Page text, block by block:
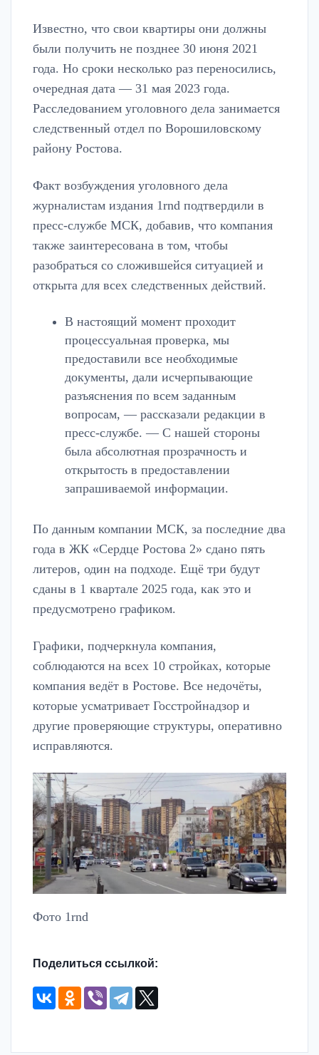
Известно, что свои квартиры они должны
были получить не позднее 30 июня 2021
года. Но сроки несколько раз переносились,
очередная дата — 31 мая 2023 года.
Расследованием уголовного дела занимается
следственный отдел по Ворошиловскому
району Ростова.
Факт возбуждения уголовного дела
журналистам издания 1rnd подтвердили в
пресс-службе МСК, добавив, что компания
также заинтересована в том, чтобы
разобраться со сложившейся ситуацией и
открыта для всех следственных действий.
В настоящий момент проходит
процессуальная проверка, мы
предоставили все необходимые
документы, дали исчерпывающие
разъяснения по всем заданным
вопросам, — рассказали редакции в
пресс-службе. — С нашей стороны
была абсолютная прозрачность и
открытость в предоставлении
запрашиваемой информации.
По данным компании МСК, за последние два
года в ЖК «Сердце Ростова 2» сдано пять
литеров, один на подходе. Ещё три будут
сданы в 1 квартале 2025 года, как это и
предусмотрено графиком.
Графики, подчеркнула компания,
соблюдаются на всех 10 стройках, которые
компания ведёт в Ростове. Все недочёты,
которые усматривает Госстройнадзор и
другие проверяющие структуры, оперативно
исправляются.
Фото 1rnd
Поделиться ссылкой: